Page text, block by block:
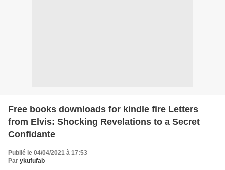
Free books downloads for kindle fire Letters
from Elvis: Shocking Revelations to a Secret
Confidante
Publié le 04/04/2021 à 17:53
Par ykufufab